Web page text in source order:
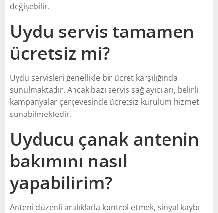
değişebilir.
Uydu servis tamamen
ücretsiz mi?
Uydu servisleri genellikle bir ücret karşılığında
sunulmaktadır. Ancak bazı servis sağlayıcıları, belirli
kampanyalar çerçevesinde ücretsiz kurulum hizmeti
sunabilmektedir.
Uyducu çanak antenin
bakımını nasıl
yapabilirim?
Anteni düzenli aralıklarla kontrol etmek, sinyal kaybı